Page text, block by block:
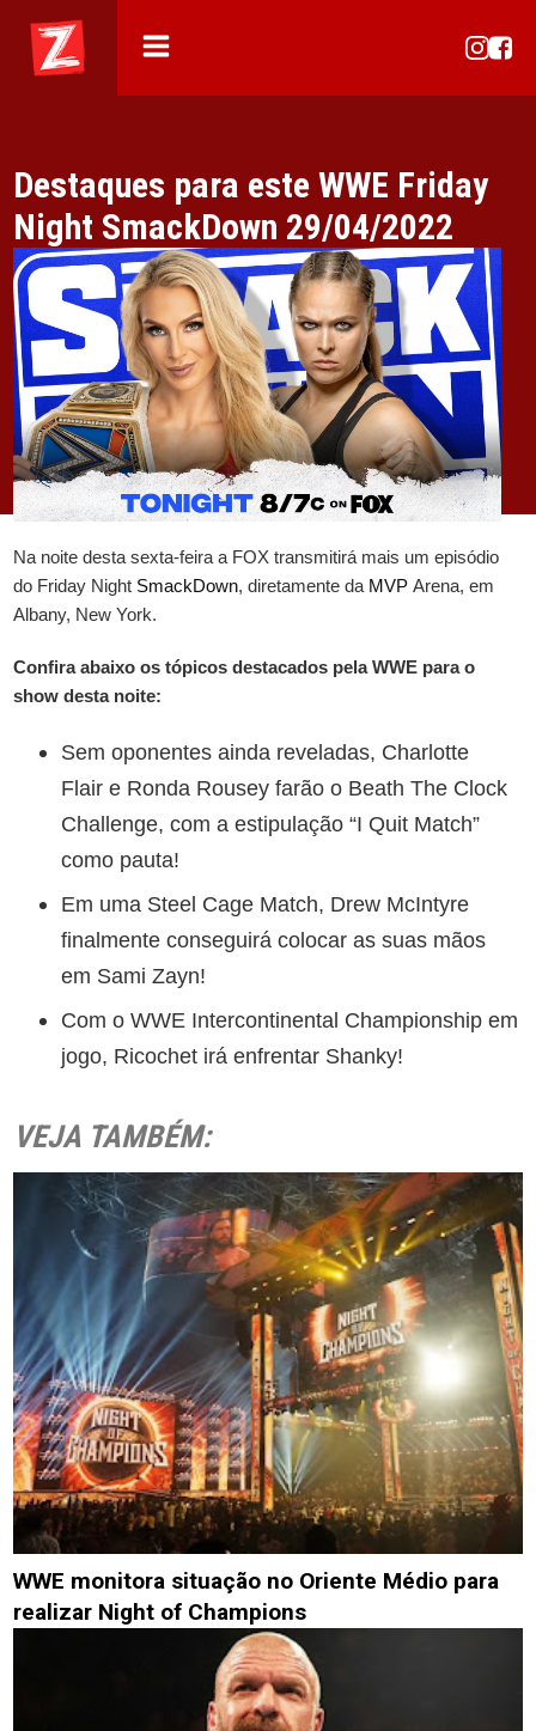
Destaques para este WWE Friday
Night SmackDown 29/04/2022
Na noite desta sexta-feira a FOX transmitirá mais um episódio
do Friday Night SmackDown, diretamente da MVP Arena, em
Albany, New York.
Confira abaixo os tópicos destacados pela WWE para o
show desta noite:
Sem oponentes ainda reveladas, Charlotte
Flair e Ronda Rousey farão o Beath The Clock
Challenge, com a estipulação “I Quit Match”
como pauta!
Em uma Steel Cage Match, Drew McIntyre
finalmente conseguirá colocar as suas mãos
em Sami Zayn!
Com o WWE Intercontinental Championship em
jogo, Ricochet irá enfrentar Shanky!
VEJA TAMBÉM:
WWE monitora situação no Oriente Médio para
realizar Night of Champions